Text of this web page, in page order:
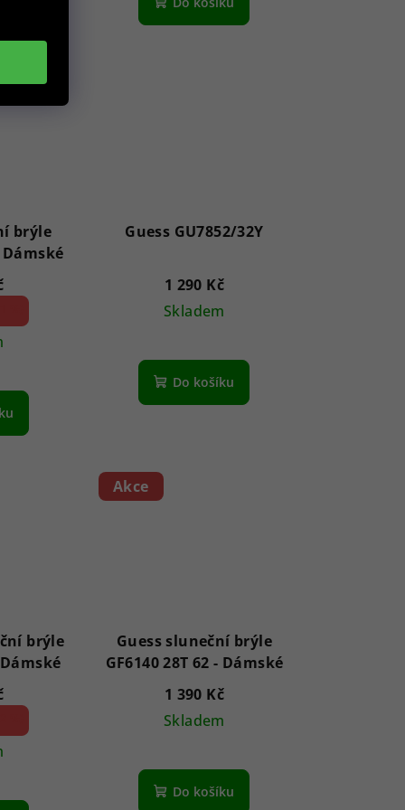
brýle
GF6143 28B 59 - Dámské
Guess GU7852/32Y
1 290 Kč
Skladem
Do košíku
brýle
8846 Elyna 54 - Dámské
Akce
Guess sluneční brýle
GF6140 28T 62 - Dámské
1 390 Kč
Skladem
Do košíku